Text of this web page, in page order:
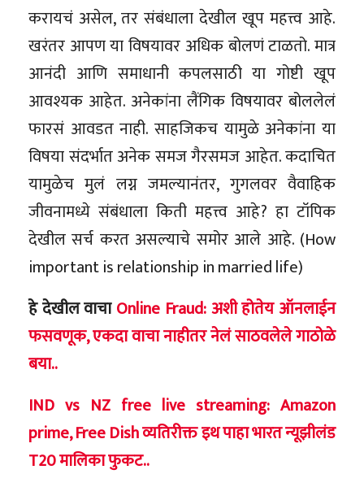
करायचं असेल, तर संबंधाला देखील खूप महत्त्व आहे.
खरंतर आपण या विषयावर अधिक बोलणं टाळतो. मात्र
आनंदी आणि समाधानी कपलसाठी या गोष्टी खूप
आवश्यक आहेत. अनेकांना लैंगिक विषयावर बोललेलं
फारसं आवडत नाही. साहजिकच यामुळे अनेकांना या
विषया संदर्भात अनेक समज गैरसमज आहेत. कदाचित
यामुळेच मुलं लग्न जमल्यानंतर, गुगलवर वैवाहिक
जीवनामध्ये संबंधाला किती महत्त्व आहे? हा टॉपिक
देखील सर्च करत असल्याचे समोर आले आहे. (How
important is relationship in married life)
हे देखील वाचाOnline Fraud: अशी होतेय ऑनलाईन
फसवणूक, एकदा वाचा नाहीतर नेलं साठवलेले गाठोळे
बया..
IND vs NZ free live streaming: Amazon
prime, Free Dish व्यतिरीक्तइथ पाहा भारत न्यूझीलंड
T20 मालिका फुकट..